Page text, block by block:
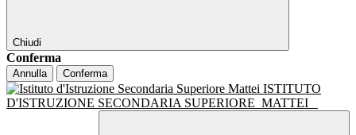
Chiudi
Conferma
Annulla Conferma
ISTITUTO
D'ISTRUZIONE SECONDARIA SUPERIORE MATTEI